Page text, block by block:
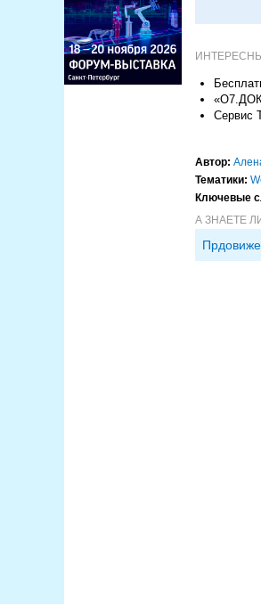
Сервис
Автор:
Тематики:
Ключевые
А ЗНАЕТЕ